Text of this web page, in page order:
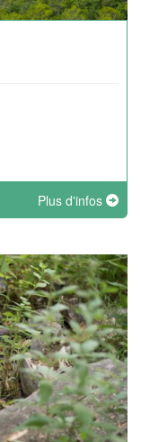
Plus d'infos